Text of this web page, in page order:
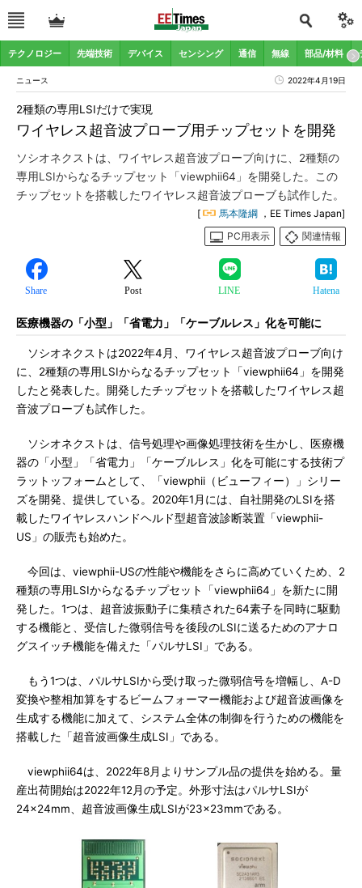
テクノロジー 先端技術 デバイス センシング 通信 無線 部品/材料
ニュース 2022年4月19日
ワイヤレス超音波プローブ用チップセットを開発
2種類の専用LSIだけで実現
ソシオネクストは、ワイヤレス超音波プローブ向けに、2種類の
専用LSIからなるチップセット「viewphii64」を開発した。この
チップセットを搭載したワイヤレス超音波プローブも試作した。
[ 馬本隆綱 ，EE Times Japan]
PC用表示
関連情報
Share Post LINE Hatena
医療機器の「小型」「省電力」「ケーブルレス」化を可能に
ソシオネクストは2022年4月、ワイヤレス超音波プローブ向け
に、2種類の専用LSIからなるチップセット「viewphii64」を開発
したと発表した。開発したチップセットを搭載したワイヤレス超
音波プローブも試作した。
ソシオネクストは、信号処理や画像処理技術を生かし、医療機
器の「小型」「省電力」「ケーブルレス」化を可能にする技術プ
ラットッフォームとして、「viewphii（ビューフィー）」シリー
ズを開発、提供している。2020年1月には、自社開発のLSIを搭
載したワイヤレスハンドヘルド型超音波診断装置「viewphii-
US」の販売も始めた。
今回は、viewphii-USの性能や機能をさらに高めていくため、2
種類の専用LSIからなるチップセット「viewphii64」を新たに開
発した。1つは、超音波振動子に集積された64素子を同時に駆動
する機能と、受信した微弱信号を後段のLSIに送るためのアナロ
グスイッチ機能を備えた「パルサLSI」である。
もう1つは、パルサLSIから受け取った微弱信号を増幅し、A-D
変換や整相加算をするビームフォーマー機能および超音波画像を
生成する機能に加えて、システム全体の制御を行うための機能を
搭載した「超音波画像生成LSI」である。
viewphii64は、2022年8月よりサンプル品の提供を始める。量
産出荷開始は2022年12月の予定。外形寸法はパルサLSIが
24×24mm、超音波画像生成LSIが23×23mmである。